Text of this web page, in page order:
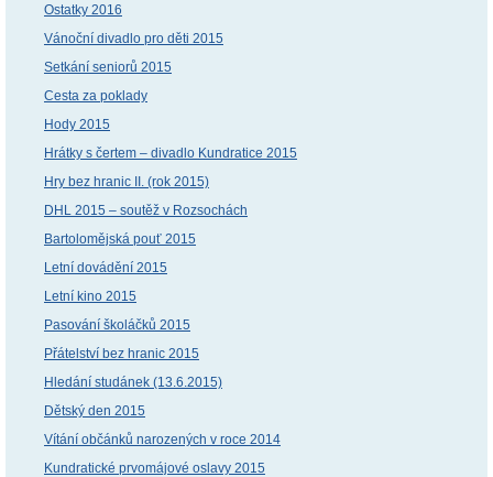
Ostatky 2016
Vánoční divadlo pro děti 2015
Setkání seniorů 2015
Cesta za poklady
Hody 2015
Hrátky s čertem – divadlo Kundratice 2015
Hry bez hranic II. (rok 2015)
DHL 2015 – soutěž v Rozsochách
Bartolomějská pouť 2015
Letní dovádění 2015
Letní kino 2015
Pasování školáčků 2015
Přátelství bez hranic 2015
Hledání studánek (13.6.2015)
Dětský den 2015
Vítání občánků narozených v roce 2014
Kundratické prvomájové oslavy 2015